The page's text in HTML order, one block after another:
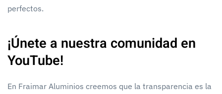
perfectos.
¡Únete a nuestra comunidad en
YouTube!
En Fraimar Aluminios creemos que la transparencia es la